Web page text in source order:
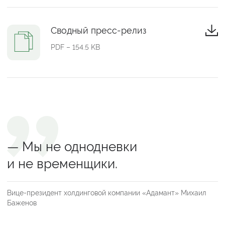
Сводный пресс-релиз
PDF – 154.5 KB
— Мы не однодневки
и не временщики.
Вице-президент холдинговой компании «Адамант» Михаил
Баженов